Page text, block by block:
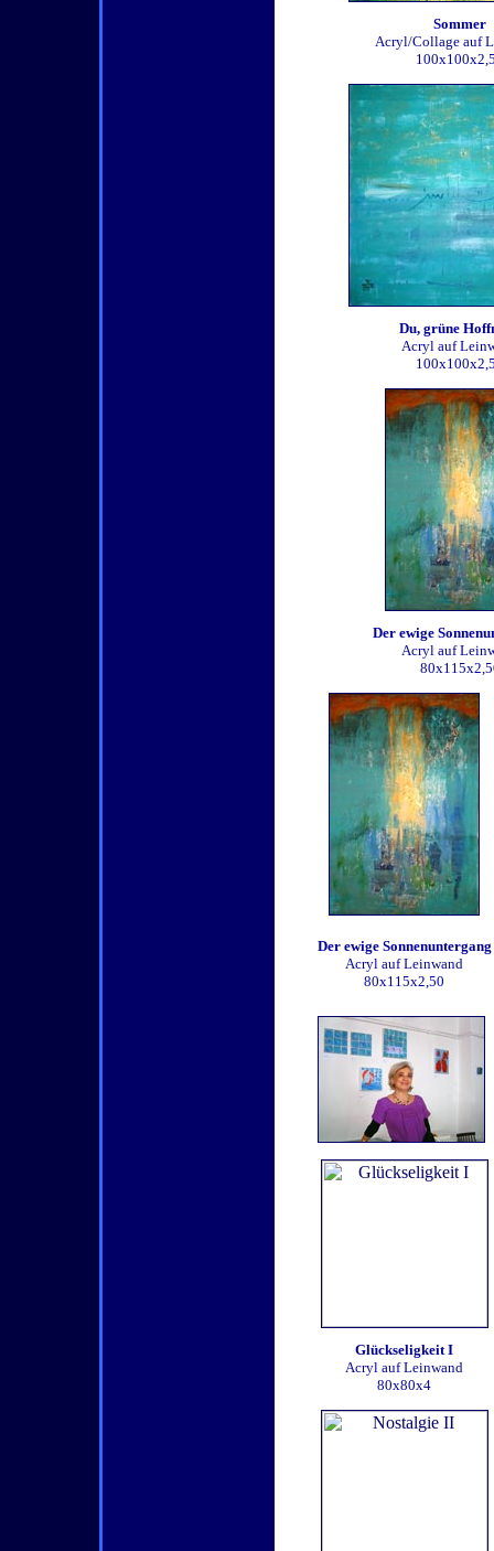
Sommer
Acryl/Collage auf
Du, grüne
Acryl auf
Der ewige
Acryl auf
Der ewige Sonnenuntergang
Acryl auf Leinwand
80x115x2,50
Glückseligkeit I
Acryl auf Leinwand
80x80x4